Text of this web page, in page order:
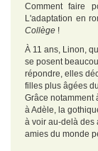
Comment faire
L'adaptation en
Collège !
À 11 ans, Linon,
se posent
répondre, elles
filles plus âgées
Grâce notamment
à Adèle, la
à voir au-delà des
amies du monde